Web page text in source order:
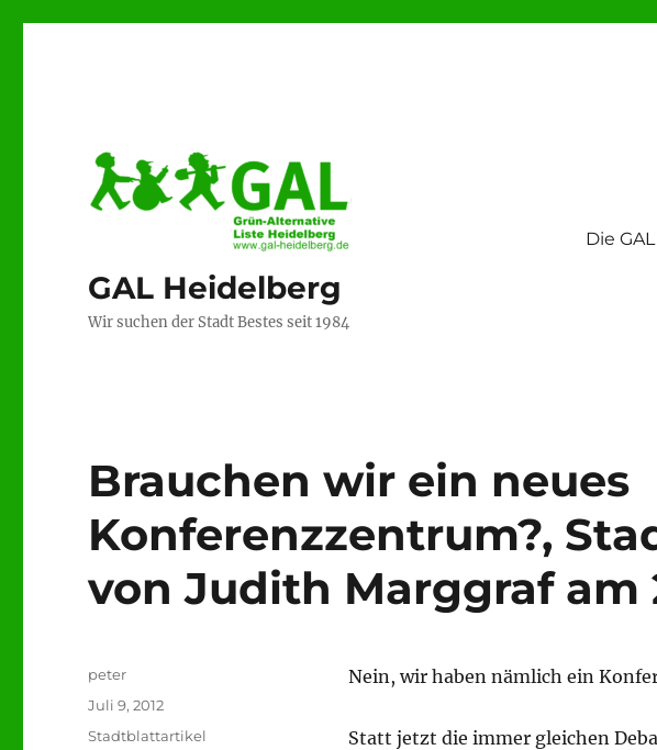
GAL Heidelberg
Wir suchen der Stadt Bestes seit 1984
Die GAL
Brauchen wir ein neues
Konferenzzentrum?,
von Judith Marggraf am
Nein, wir haben nämlich ein
Statt jetzt die immer gleichen
Autor
peter
Veröffentlicht
Juli 9, 2012
Kategorien
Stadtblattartikel